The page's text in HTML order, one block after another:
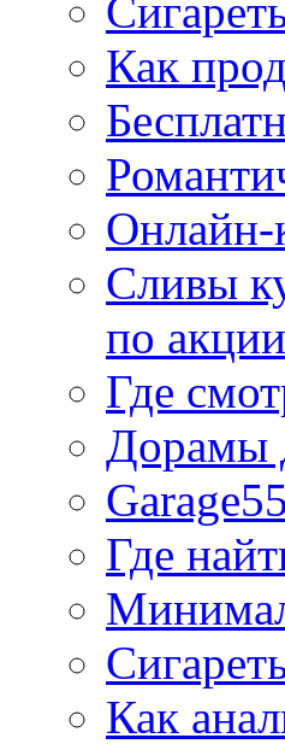
Как
Онлайн-
Сливы
по
Где
Дорамы
Где
Как